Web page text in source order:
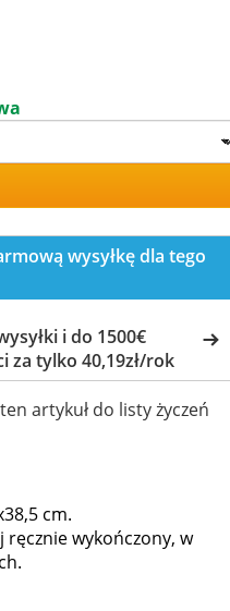
wysyłkę dla tego
i do 1500€
za tylko 40,19zł/rok
artykuł do listy życzeń
cm.
wykończony, w